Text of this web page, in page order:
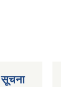
सूचना